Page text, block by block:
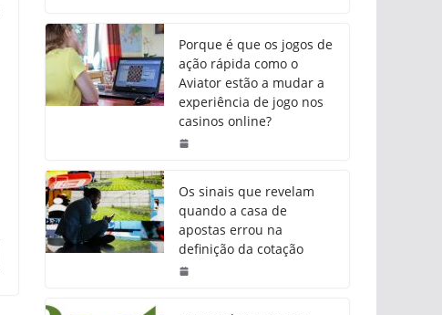
Porque é que os jogos de
ação rápida como o
Aviator estão a mudar a
experiência de jogo nos
casinos online?
Os sinais que revelam
quando a casa de
apostas errou na
definição da cotação